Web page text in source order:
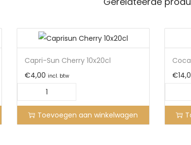
Capri-Sun Cherry 10x20cl
€4,00 incl. btw
Toevoegen aan winkelwagen
€